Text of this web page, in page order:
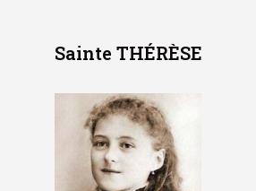
Sainte THÉRÈSE